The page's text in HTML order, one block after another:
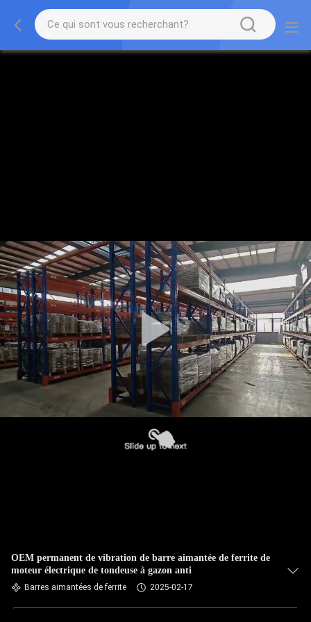
OEM permanent de vibration de barre aimantée de ferrite de
moteur électrique de tondeuse à gazon anti
Barres aimantées de ferrite 2025-02-17